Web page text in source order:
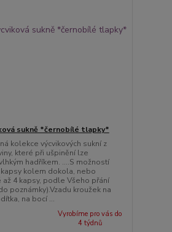
sukně *černobílé tlapky*
kolekce výcvikových sukní z
které při ušpinění lze
hadříkem. ....S možností
kolem dokola, nebo
až 4 kapsy, podle Všeho přání
poznámky).Vzadu kroužek na
na bocí ...
Vyrobíme pro vás do
4 týdnů